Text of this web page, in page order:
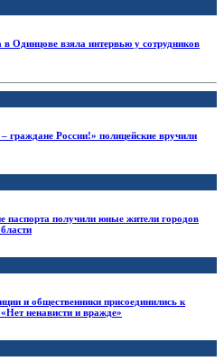
Одинцове взяла интервью у сотрудников
России!» полицейские вручили
паспорта получили юные жители городов
и общественники присоединились к
ненависти и вражде»